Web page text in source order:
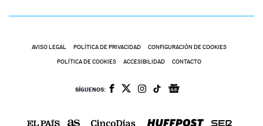
AVISO LEGAL POLÍTICA DE PRIVACIDAD CONFIGURACIÓN DE COOKIES
POLÍTICA DE COOKIES ACCESIBILIDAD CONTACTO
SÍGUENOS: